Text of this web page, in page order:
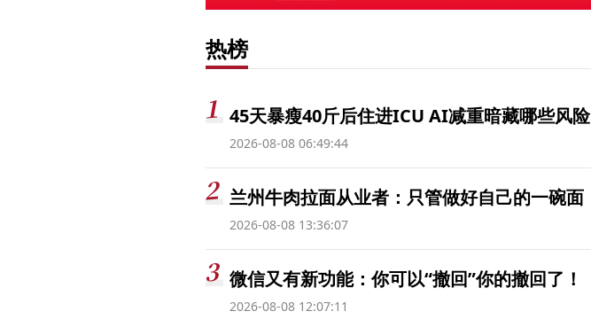
热榜
45天暴瘦40斤后住进ICU AI减重暗藏哪些风险
2026-08-08 06:49:44
兰州牛肉拉面从业者：只管做好自己的一碗面
2026-08-08 13:36:07
微信又有新功能：你可以“撤回”你的撤回了！
2026-08-08 12:07:11